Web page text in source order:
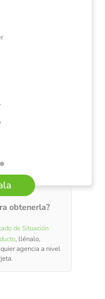
obtenerla?
de Situación
, llénalo,
agencia a nivel